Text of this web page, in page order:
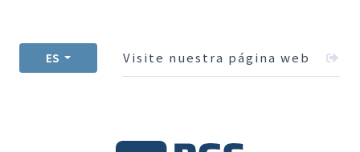
ES Visite nuestra página web